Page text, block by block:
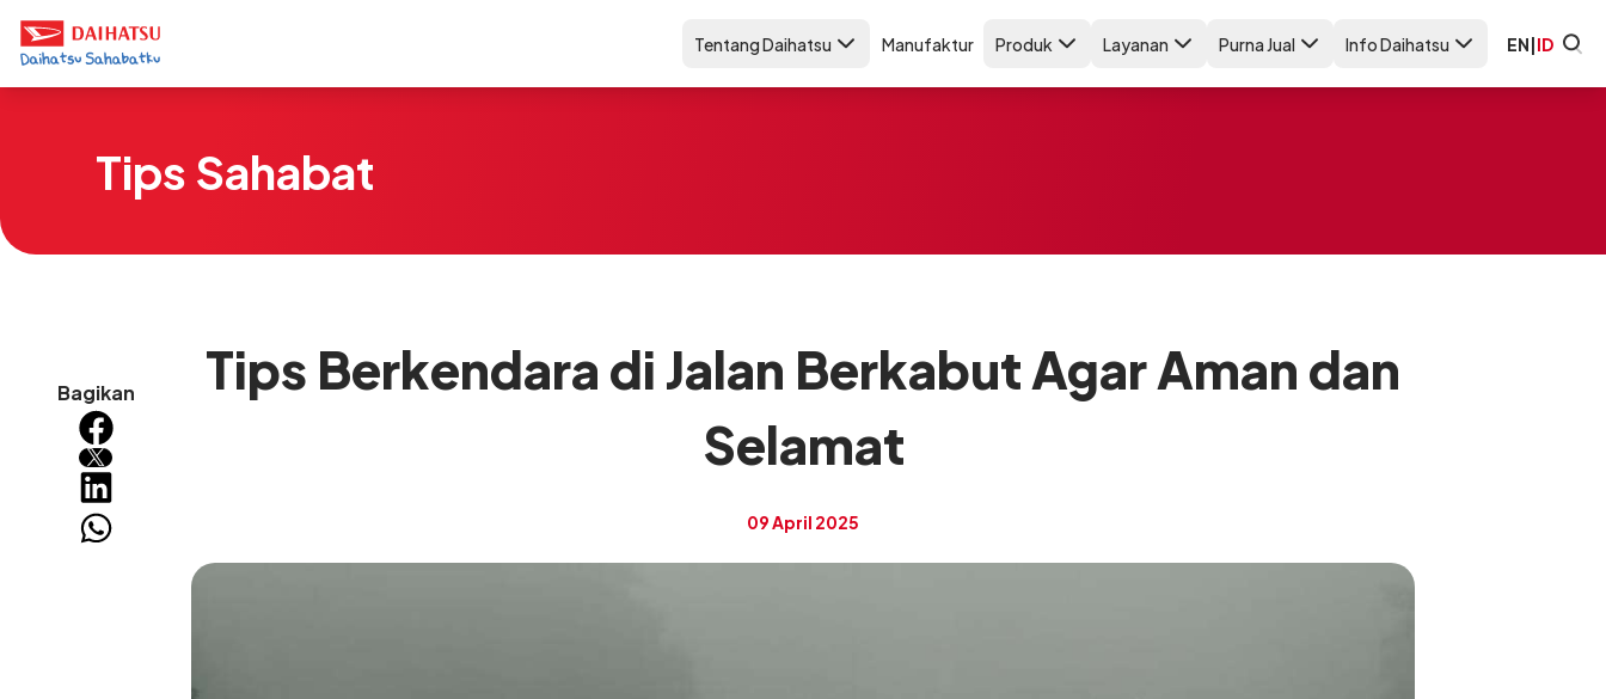
Tentang Daihatsu Manufaktur Produk Layanan Purna Jual Info Daihatsu EN|ID
Tips Sahabat
Bagikan
Tips Berkendara di Jalan Berkabut Agar Aman dan
Selamat
09 April 2025